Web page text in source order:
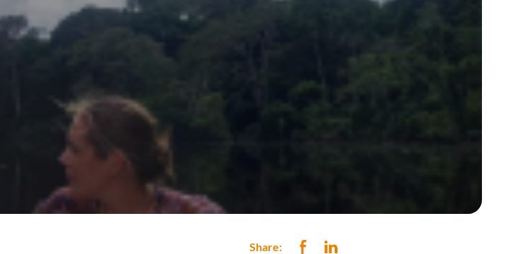
Share: